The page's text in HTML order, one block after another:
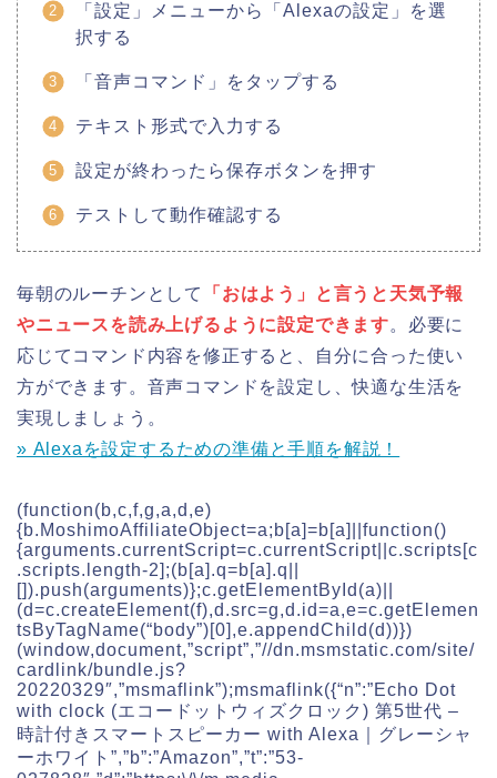
「設定」メニューから「Alexaの設定」を選
択する
「音声コマンド」をタップする
テキスト形式で入力する
設定が終わったら保存ボタンを押す
テストして動作確認する
毎朝のルーチンとして
「おはよう」と言うと天気予報
やニュースを読み上げるように設定できます。必要に
応じてコマンド内容を修正すると、自分に合った使い
方ができます。音声コマンドを設定し、快適な生活を
実現しましょう。
» Alexaを設定するための準備と手順を解説！
(function(b,c,f,g,a,d,e)
{b.MoshimoAffiliateObject=a;b[a]=b[a]||function()
{arguments.currentScript=c.currentScript||c.scripts[c
.scripts.length-2];(b[a].q=b[a].q||
[]).push(arguments)};c.getElementById(a)||
(d=c.createElement(f),d.src=g,d.id=a,e=c.getElemen
tsByTagName(“body”)[0],e.appendChild(d))})
(window,document,”script”,”//dn.msmstatic.com/site/
cardlink/bundle.js?
20220329″,”msmaflink”);msmaflink({“n”:”Echo Dot
with clock (エコードットウィズクロック) 第5世代 –
時計付きスマートスピーカー with Alexa｜グレーシャ
ーホワイト”,”b”:”Amazon”,”t”:”53-